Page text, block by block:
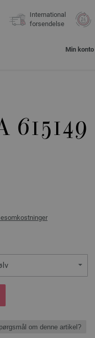
International
forsendelse
Min konto
615149
om denne artikel?